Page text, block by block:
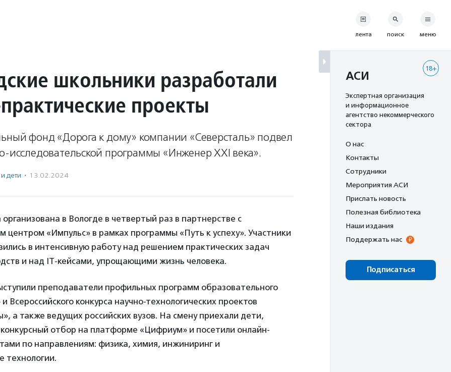
школьники разработали
проекты
фонд «Дорога к дому» компании «Северсталь» подвел
исследовательской программы «Инженер XXI века».
дети · 13.02.2024
в Вологде в четвертый раз в партнерстве с
центром «Импульс» в рамках программы «Путь к успеху». Участники
в интенсивную работу над решением практических задач
и над IT-кейсами, упрощающими жизнь человека.
преподаватели профильных программ образовательного
Всероссийского конкурса научно-технологических проектов
а также ведущих российских вузов. На смену приехали дети,
отбор на платформе «Цифриум» и посетили онлайн-
по направлениям: физика, химия, инжиниринг и
технологии.
лента поиск меню
18+
АСИ
Экспертная организация
и информационное
агентство некоммерческого
сектора
О нас
Контакты
Сотрудники
Мероприятия АСИ
Прислать новость
Полезная библиотека
Наши издания
Поддержать нас
Подписаться